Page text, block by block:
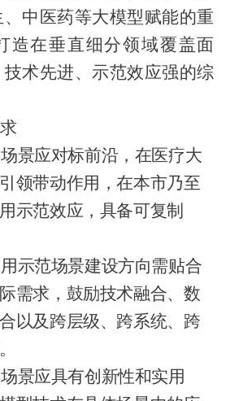
中医药等大模型赋能的重
造在垂直细分领域覆盖面
术先进、示范效应强的综
场景应对标前沿，在医疗大
领带动作用，在本市乃至
示范效应，具备可复制
用示范场景建设方向需贴合
需求，鼓励技术融合、数
以及跨层级、跨系统、跨
场景应具有创新性和实用